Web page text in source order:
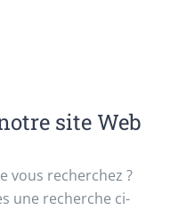
site Web
vous recherchez ?
une recherche ci-